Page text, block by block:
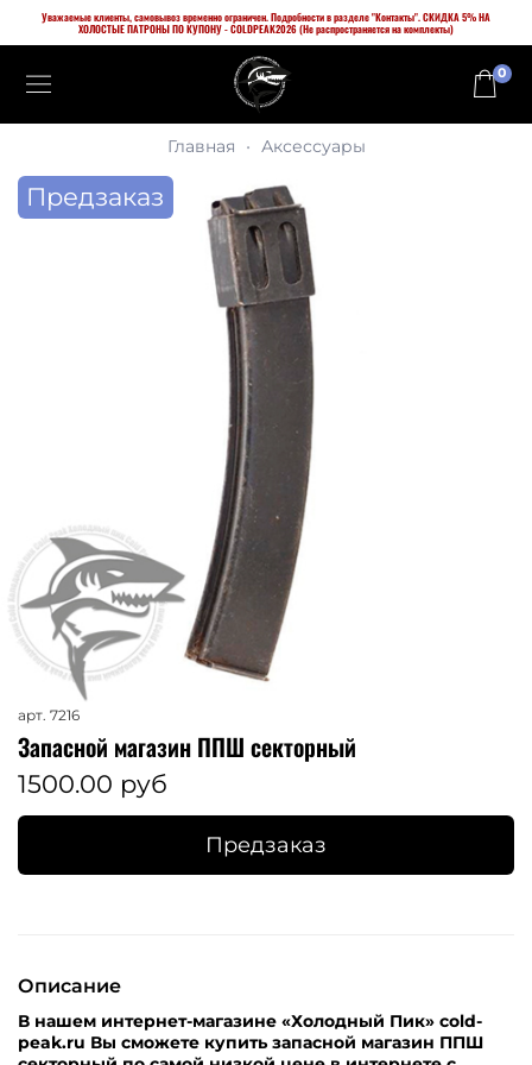
Уважаемые клиенты, самовывоз временно ограничен. Подробности в разделе "Контакты". СКИДКА 5% НА
ХОЛОСТЫЕ ПАТРОНЫ ПО КУПОНУ - COLDPEAK2026 (Не распространяется на комплекты)
0
Главная Аксессуары
Предзаказ
арт. 7216
Запасной магазин ППШ секторный
1500.00 руб
Предзаказ
Описание
В нашем интернет-магазине «Холодный Пик» cold-
peak.ru Вы сможете купить запасной магазин ППШ